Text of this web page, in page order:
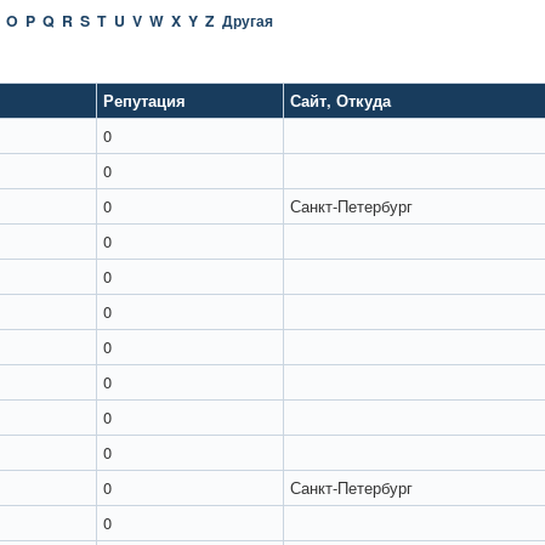
O P Q R S T U V W X Y Z Другая
Репутация Сайт, Откуда
0
0
0 Санкт-Петербург
0
0
0
0
0
0
0
0 Санкт-Петербург
0